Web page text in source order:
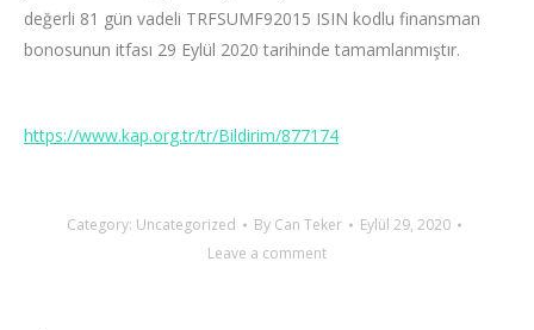
değerli 81 gün vadeli TRFSUMF92015 ISIN kodlu finansman
bonosunun itfası 29 Eylül 2020 tarihinde tamamlanmıştır.
https://www.kap.org.tr/tr/Bildirim/877174
Category: Uncategorized By Can Teker
Eylül 29, 2020
Leave a comment